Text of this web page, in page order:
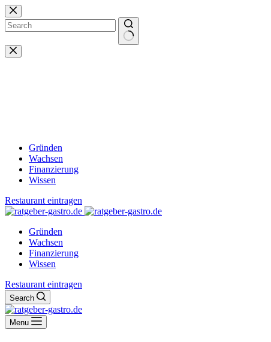
Zum
Inhalt
springen
Keine
Ergebnisse
Gründen
Wachsen
Finanzierung
Wissen
Restaurant eintragen
Gründen
Wachsen
Finanzierung
Wissen
Restaurant eintragen
Search
Menu